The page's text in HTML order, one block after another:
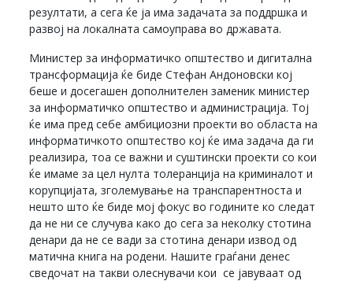
резултати, а сега ќе ја има задачата за поддршка и
развој на локалната самоуправа во државата.
Министер за информатичко општество и дигитална
трансформација ќе биде Стефан Андоновски кој
беше и досегашен дополнителен заменик министер
за информатичко општество и администрација. Тој
ќе има пред себе амбициозни проекти во областа на
информатичкото општество кој ќе има задача да ги
реализира, тоа се важни и суштински проекти со кои
ќе имаме за цел нулта толеранција на криминалот и
корупцијата, зголемување на транспарентноста и
нешто што ќе биде мој фокус во годините ко следат
да не ни се случува како до сега за неколку стотина
денари да не се вади за стотина денари извод од
матична книга на родени. Нашите граѓани денес
сведочат на такви олеснувачи кои се јавуваат од